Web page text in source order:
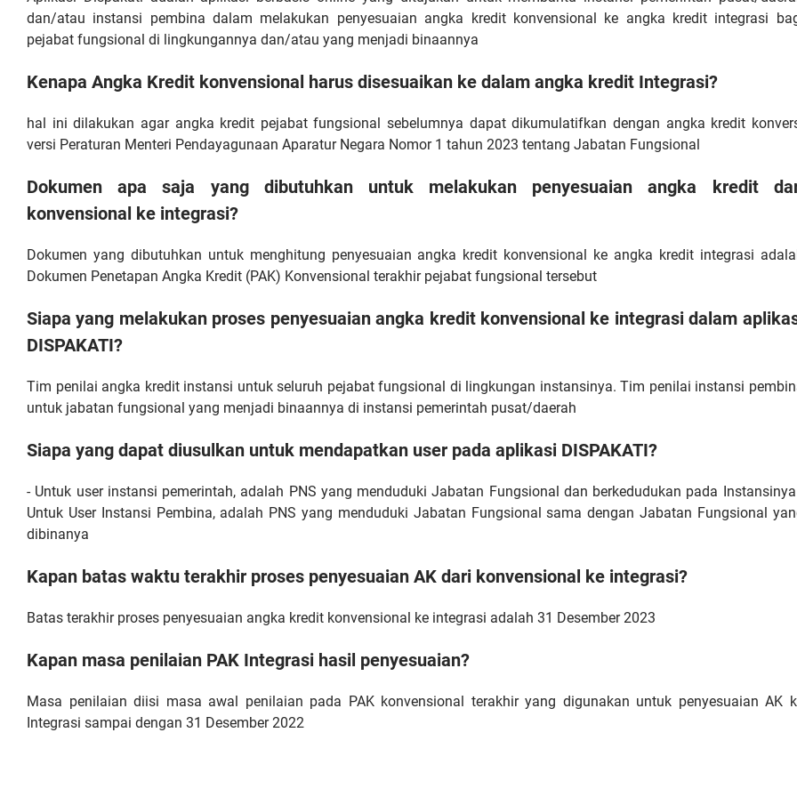
dan/atau instansi pembina dalam melakukan penyesuaian angka kredit konvensional ke angka kredit integrasi
pejabat fungsional di lingkungannya dan/atau yang menjadi binaannya
Kenapa Angka Kredit konvensional harus disesuaikan ke dalam angka kredit Integrasi?
hal ini dilakukan agar angka kredit pejabat fungsional sebelumnya dapat dikumulatifkan dengan angka kredit
versi Peraturan Menteri Pendayagunaan Aparatur Negara Nomor 1 tahun 2023 tentang Jabatan Fungsional
Dokumen apa saja yang dibutuhkan untuk melakukan penyesuaian angka kredit
konvensional ke integrasi?
Dokumen yang dibutuhkan untuk menghitung penyesuaian angka kredit konvensional ke angka kredit integrasi
Dokumen Penetapan Angka Kredit (PAK) Konvensional terakhir pejabat fungsional tersebut
Siapa yang melakukan proses penyesuaian angka kredit konvensional ke integrasi dalam
DISPAKATI?
Tim penilai angka kredit instansi untuk seluruh pejabat fungsional di lingkungan instansinya. Tim penilai instansi
untuk jabatan fungsional yang menjadi binaannya di instansi pemerintah pusat/daerah
Siapa yang dapat diusulkan untuk mendapatkan user pada aplikasi DISPAKATI?
- Untuk user instansi pemerintah, adalah PNS yang menduduki Jabatan Fungsional dan berkedudukan pada
Untuk User Instansi Pembina, adalah PNS yang menduduki Jabatan Fungsional sama dengan Jabatan Fungsional
dibinanya
Kapan batas waktu terakhir proses penyesuaian AK dari konvensional ke integrasi?
Batas terakhir proses penyesuaian angka kredit konvensional ke integrasi adalah 31 Desember 2023
Kapan masa penilaian PAK Integrasi hasil penyesuaian?
Masa penilaian diisi masa awal penilaian pada PAK konvensional terakhir yang digunakan untuk penyesuaian AK
Integrasi sampai dengan 31 Desember 2022